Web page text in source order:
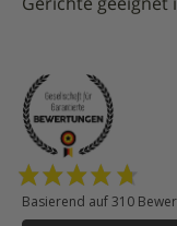
Gerichte geeignet
Basierend auf 310